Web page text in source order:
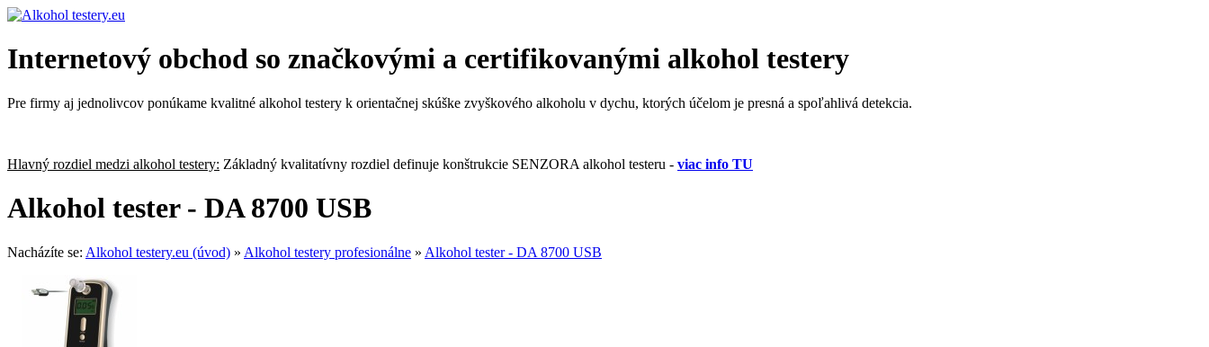
Internetový obchod so značkovými a certifikovanými alkohol testery
Pre firmy aj jednolivcov ponúkame kvalitné alkohol testery k orientačnej skúške zvyškového alkoholu v dychu, ktorých účelom je presná a spoľahlivá detekcia.
Hlavný rozdiel medzi alkohol testery: Základný kvalitatívny rozdiel definuje konštrukcie SENZORA alkohol testeru - viac info TU
Alkohol tester - DA 8700 USB
Nacházíte se: Alkohol testery.eu (úvod) » Alkohol testery profesionálne » Alkohol tester - DA 8700 USB